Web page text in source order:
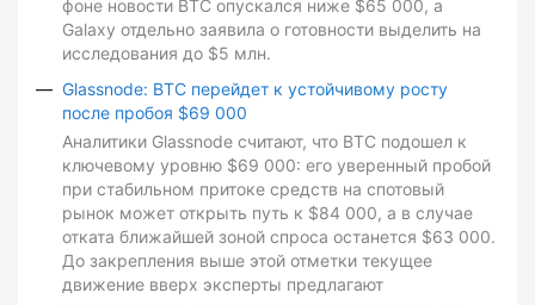
фоне новости BTC опускался ниже $65 000, а
Galaxy отдельно заявила о готовности выделить на
исследования до $5 млн.
Glassnode: BTC перейдет к устойчивому росту
после пробоя $69 000
Аналитики Glassnode считают, что BTC подошел к
ключевому уровню $69 000: его уверенный пробой
при стабильном притоке средств на спотовый
рынок может открыть путь к $84 000, а в случае
отката ближайшей зоной спроса останется $63 000.
До закрепления выше этой отметки текущее
движение вверх эксперты предлагают